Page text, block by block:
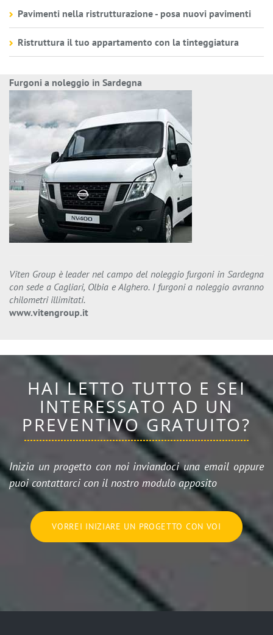
Pavimenti nella ristrutturazione - posa nuovi pavimenti
Ristruttura il tuo appartamento con la tinteggiatura
Furgoni a noleggio in Sardegna
Viten Group è leader nel campo del noleggio furgoni in Sardegna
con sede a Cagliari, Olbia e Alghero. I furgoni a noleggio avranno
chilometri illimitati.
www.vitengroup.it
HAI LETTO TUTTO E SEI
INTERESSATO AD UN
PREVENTIVO GRATUITO?
Inizia un progetto con noi inviandoci una email oppure
puoi contattarci con il nostro modulo apposito
VORREI INIZIARE UN PROGETTO CON VOI